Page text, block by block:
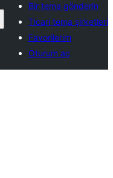
Bir tema gönderin
Ticari tema şirketleri
Favorilerim
Oturum aç